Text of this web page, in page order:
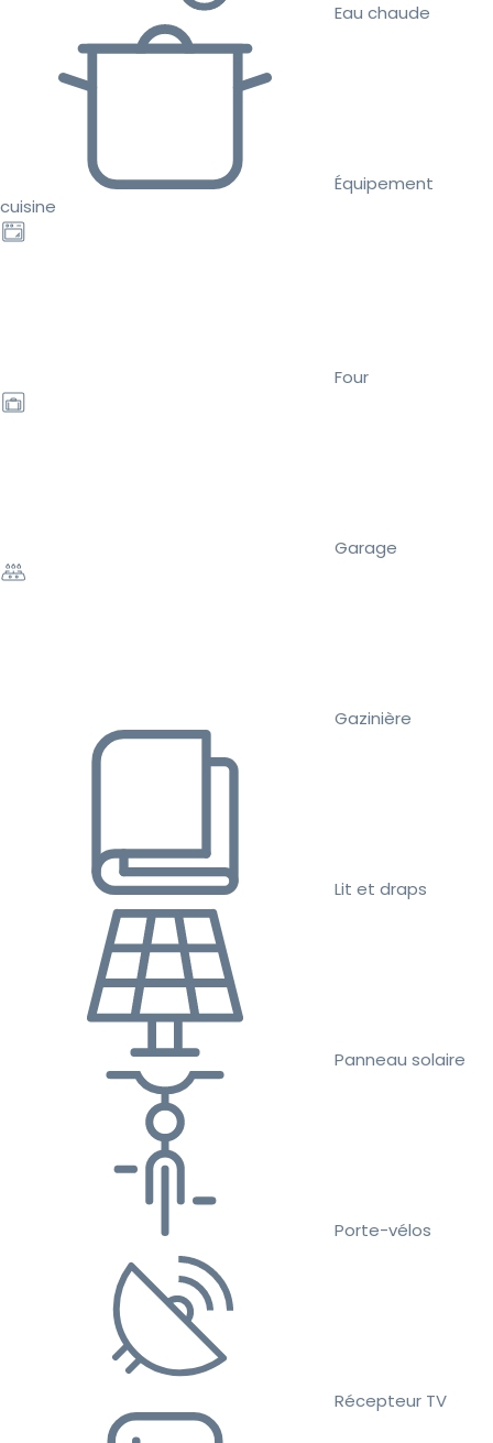
Eau chaude
Équipement
cuisine
Four
Garage
Gazinière
Lit et draps
Panneau solaire
Porte-vélos
Récepteur TV